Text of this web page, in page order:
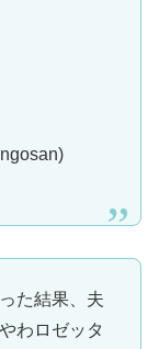
た結果、夫
わロゼッタ